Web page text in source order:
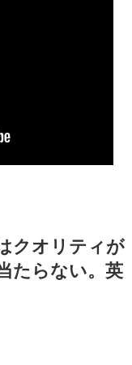
クオリティが
たらない。英